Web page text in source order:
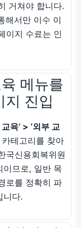
거쳐야 합니다.
해서만 이수 이
이지 수료는 인
메뉴를
지 진입
육’ > ‘외부 교
테고리를 찾아
국신용회복위원
이므로, 일반 목
로를 정확히 파
니다.